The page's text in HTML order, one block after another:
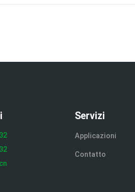
Servizi
Applicazioni
Contatto